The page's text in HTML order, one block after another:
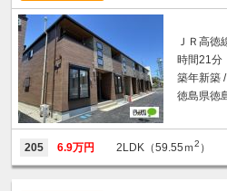
ＪＲ高徳
時間21
築年新築
徳島県徳
205 6.9万円 2LDK（59.55ｍ2 ）